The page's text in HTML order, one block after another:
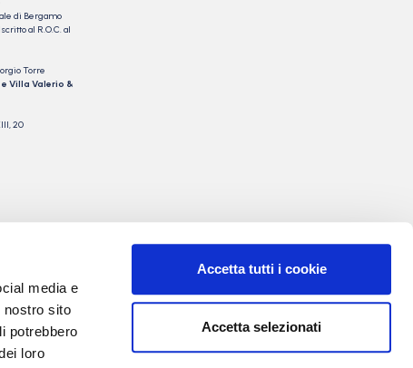
media e
nostro sito
potrebbero
loro
Accetta tutti i cookie
Accetta selezionati
di Bergamo
al R.O.C. al
Torre
Villa Valerio &
20